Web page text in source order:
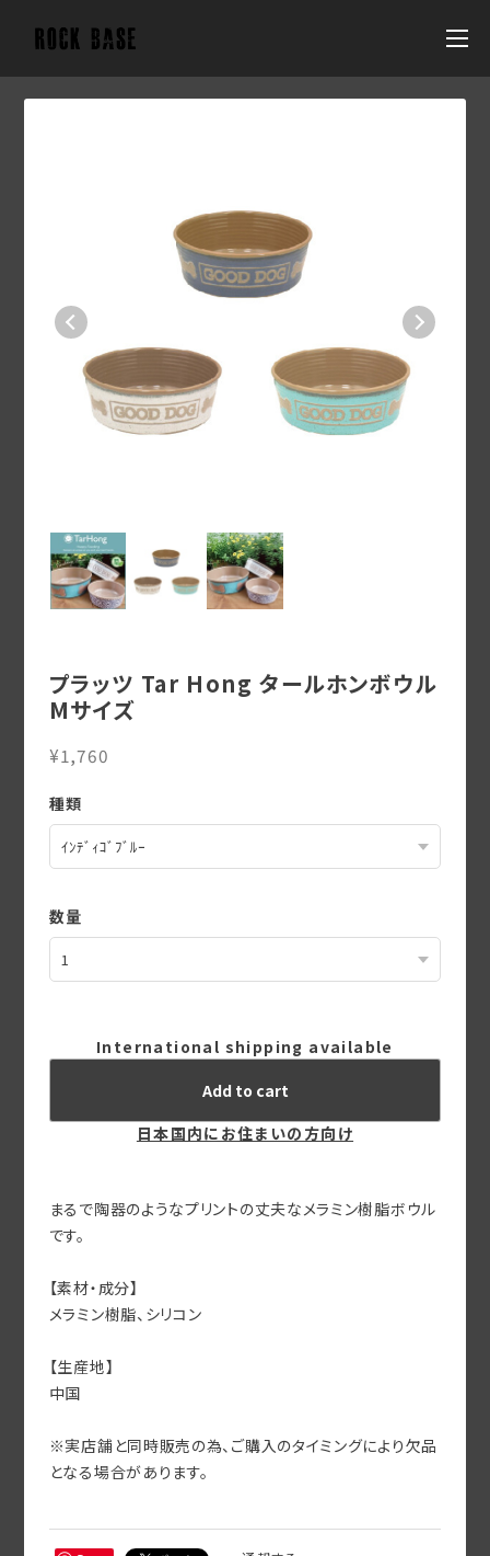
プラッツ Tar Hong タールホンボウル
Mサイズ
¥1,760
種類
数量
International shipping available
Add to cart
日本国内にお住まいの方向け
まるで陶器のようなプリントの丈夫なメラミン樹脂ボウル
です。
【素材・成分】
メラミン樹脂、シリコン
【生産地】
中国
※実店舗と同時販売の為、ご購入のタイミングにより欠品
となる場合があります。